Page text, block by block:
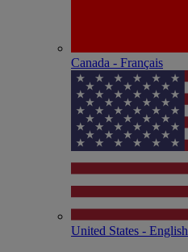
Canada - Français
United States - English